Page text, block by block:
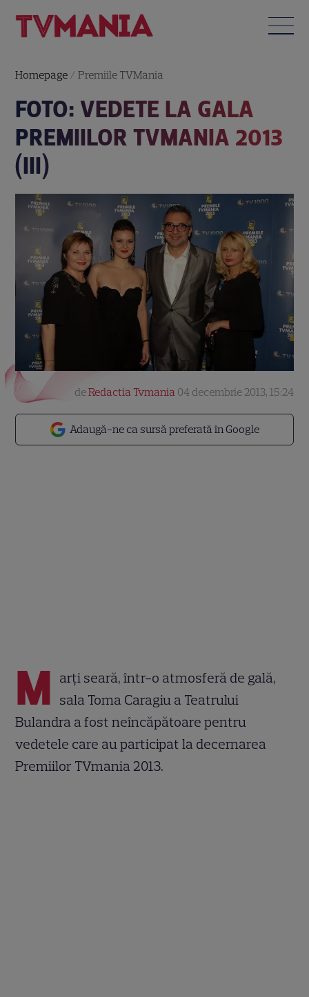
Homepage /Premiile TVMania
FOTO: VEDETE LA GALA
PREMIILOR TVMANIA 2013
(III)
Adaugă-ne ca sursă preferată în Google
deRedactia Tvmania 04 decembrie 2013, 15:24
M arți seară, într-o atmosferă de gală,
sala Toma Caragiu a Teatrului
Bulandra a fost neîncăpătoare pentru
vedetele care au participat la decernarea
Premiilor TVmania 2013.